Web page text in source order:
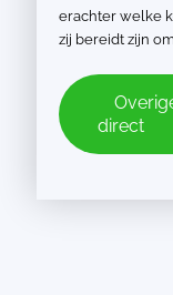
erachter welke
zij bereidt zijn
direct